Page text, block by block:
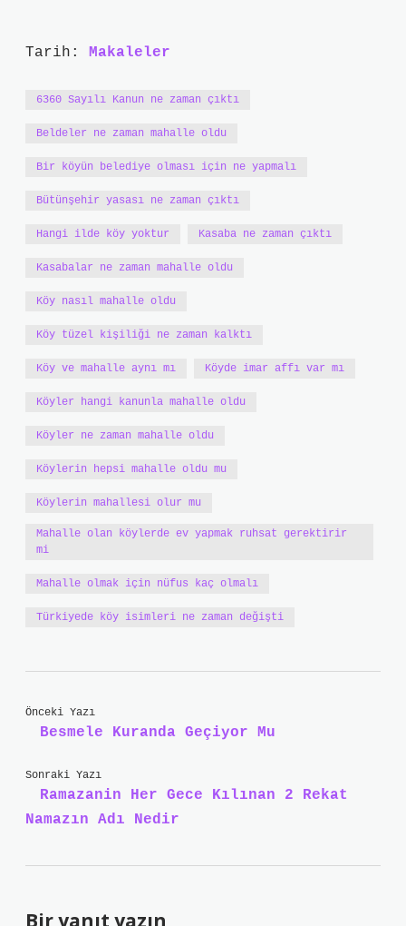
Tarih: Makaleler
6360 Sayılı Kanun ne zaman çıktı
Beldeler ne zaman mahalle oldu
Bir köyün belediye olması için ne yapmalı
Bütünşehir yasası ne zaman çıktı
Hangi ilde köy yoktur Kasaba ne zaman çıktı
Kasabalar ne zaman mahalle oldu
Köy nasıl mahalle oldu
Köy tüzel kişiliği ne zaman kalktı
Köy ve mahalle aynı mı Köyde imar affı var mı
Köyler hangi kanunla mahalle oldu
Köyler ne zaman mahalle oldu
Köylerin hepsi mahalle oldu mu
Köylerin mahallesi olur mu
Mahalle olan köylerde ev yapmak ruhsat gerektirir
mi
Mahalle olmak için nüfus kaç olmalı
Türkiyede köy isimleri ne zaman değişti
Önceki Yazı
Besmele Kuranda Geçiyor Mu
Sonraki Yazı
Ramazanin Her Gece Kılınan 2 Rekat
Namazın Adı Nedir
Bir yanıt yazın